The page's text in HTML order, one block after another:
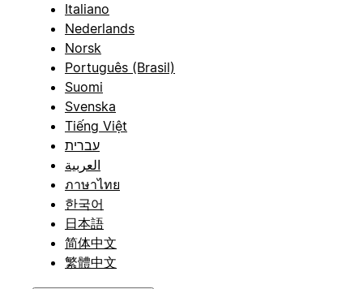
Italiano
Nederlands
Norsk
Português (Brasil)
Suomi
Svenska
Tiếng Việt
עברית
العربية
ภาษาไทย
한국어
日本語
简体中文
繁體中文